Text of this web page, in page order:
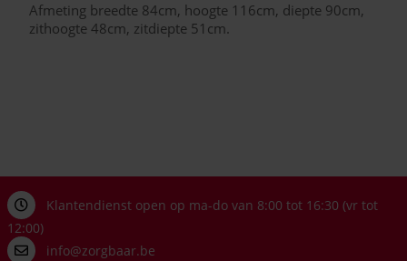
Afmeting breedte 84cm, hoogte 116cm, diepte 90cm,
zithoogte 48cm, zitdiepte 51cm.
Klantendienst open op ma-do van 8:00 tot 16:30 (vr tot
12:00)
info@zorgbaar.be